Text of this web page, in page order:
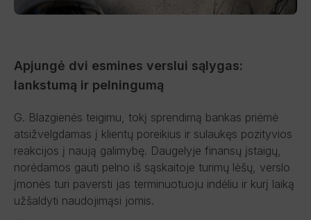
Apjungė dvi esmines verslui sąlygas:
lankstumą ir pelningumą
G. Blazgienės teigimu, tokį sprendimą bankas priėmė
atsižvelgdamas į klientų poreikius ir sulaukęs pozityvios
reakcijos į naują galimybę. Daugelyje finansų įstaigų,
norėdamos gauti pelno iš sąskaitoje turimų lėšų, verslo
įmonės turi paversti jas terminuotuoju indėliu ir kurį laiką
užšaldyti naudojimąsi jomis.